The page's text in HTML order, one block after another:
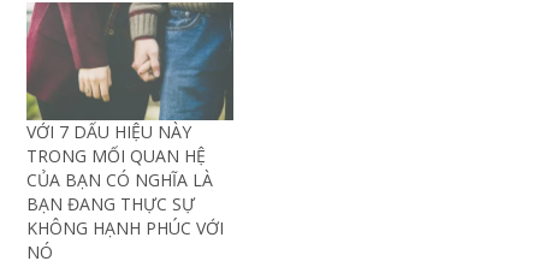
VỚI 7 DẤU HIỆU NÀY
TRONG MỐI QUAN HỆ
CỦA BẠN CÓ NGHĨA LÀ
BẠN ĐANG THỰC SỰ
KHÔNG HẠNH PHÚC VỚI
NÓ